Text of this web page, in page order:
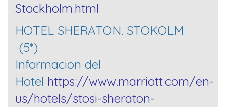
Stockholm.html
HOTEL SHERATON. STOKOLM
(5*)
Informacion del
Hotel https://www.marriott.com/en-
us/hotels/stosi-sheraton-